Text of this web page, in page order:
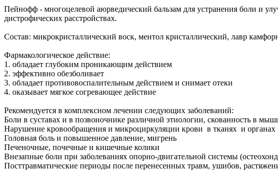
Пейнофф - многоцелевой аюрведический бальзам для устранения боли и
дистрофических расстройствах.
Состав: микрокристаллический воск, ментол кристаллический, лавр
Фармакологическое действие:
1. обладает глубоким проникающим действием
2. эффективно обезболивает
3. обладает противовоспалительным действием и снимает отеки
4. оказывает мягкое согревающее действие
Рекомендуется в комплексном лечении следующих заболеваний:
Боли в суставах и в позвоночнике различной этиологии, скованность в
Нарушение кровообращения и микроциркуляции крови в тканях и органах
Головная боль и повышенное давление, мигрень
Печеночные, почечные и кишечные колики
Внезапные боли при заболеваниях опорно-двигательной системы
Посттравматические периоды после перенесенных травм, ушибов,